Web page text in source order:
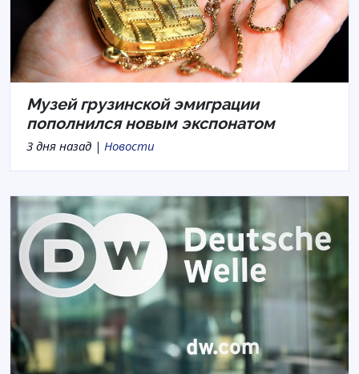
Музей грузинской эмиграции
пополнился новым экспонатом
3 дня назад | Новости